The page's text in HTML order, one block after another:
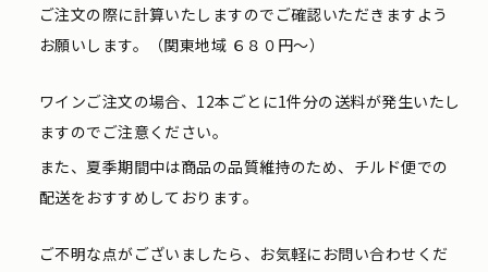
ご注文の際に計算いたしますのでご確認いただきますよう
お願いします。（関東地域 ６８０円〜）
ワインご注文の場合、12本ごとに1件分の送料が発生いたし
ますのでご注意ください。
また、夏季期間中は商品の品質維持のため、チルド便での
配送をおすすめしております。
ご不明な点がございましたら、お気軽にお問い合わせくだ